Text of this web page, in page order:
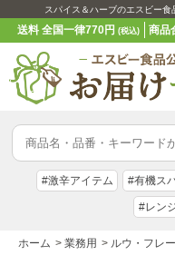
スパイス＆ハーブのエスビー食
送料 全国一律770円(税込) 商品
#激辛アイテム #有機ス
#レン
ホーム > 業務用 > ルウ・フレ